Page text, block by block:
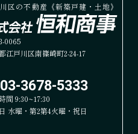
区の不動産《新築戸建・土地》
0065
江戸川区南篠崎町2-24-17
03-3678-5333
間 9:30~17:30
水曜・第2第4火曜・祝日